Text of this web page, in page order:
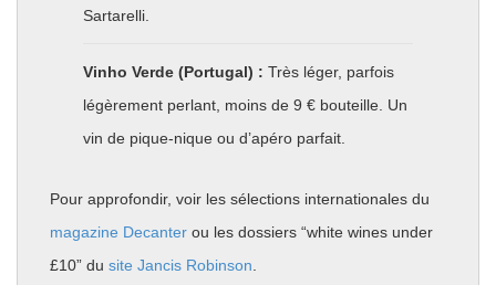
Sartarelli.
Vinho Verde (Portugal) : Très léger, parfois
légèrement perlant, moins de 9 € bouteille. Un
vin de pique-nique ou d’apéro parfait.
Pour approfondir, voir les sélections internationales du
magazine Decanter ou les dossiers “white wines under
£10” du site Jancis Robinson